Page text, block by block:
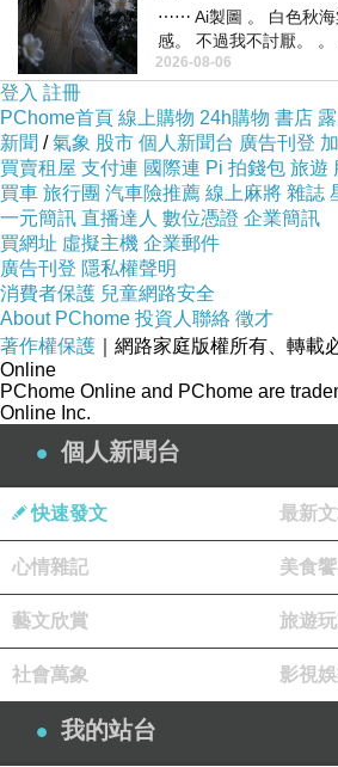
有此這樣的組織與場所，據說
生入死戰役的台灣子弟充員兵
市長的呂芳煙及這一組織各地
爭取，義務役官兵當時同樣和
⋯⋯ Ai製圖 。 白色秋海
感。 不過我不討厭。
昨中
2026-08-06
登入 註冊
PChome首頁 線上購物 24h購物 書店
新聞 /氣象 股市 個人新聞台 廣告刊登
買賣租屋 支付連 國際連 Pi 拍錢包 旅遊
買車 旅行團 汽車險推薦 線上麻將 雜誌
一元簡訊 直播達人 數位憑證 企業簡訊
買網址 虛擬主機 企業郵件
廣告刊登 隱私權聲明
消費者保護 兒童網路安全
About PChome 投資人聯絡 徵才
著作權保護 ｜網路家庭版權所有、轉載
Online
PChome Online and PChome are
Online Inc.
個人新聞台
快速發文 最新
心情雜記 美食
藝文欣賞 旅遊
社會萬象 影視
我的站台